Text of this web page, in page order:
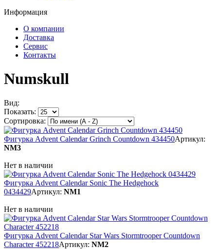
Информация
О компании
Доставка
Сервис
Контакты
Numskull
Вид:
Показать:
Сортировка:
Фигурка Advent Calendar Grinch Countdown 434450Артикул:
NM3
Нет в наличии
Фигурка Advent Calendar Sonic The Hedgehock
0434429Артикул: NM1
Нет в наличии
Фигурка Advent Calendar Star Wars Stormtrooper Countdown
Character 452218Артикул: NM2